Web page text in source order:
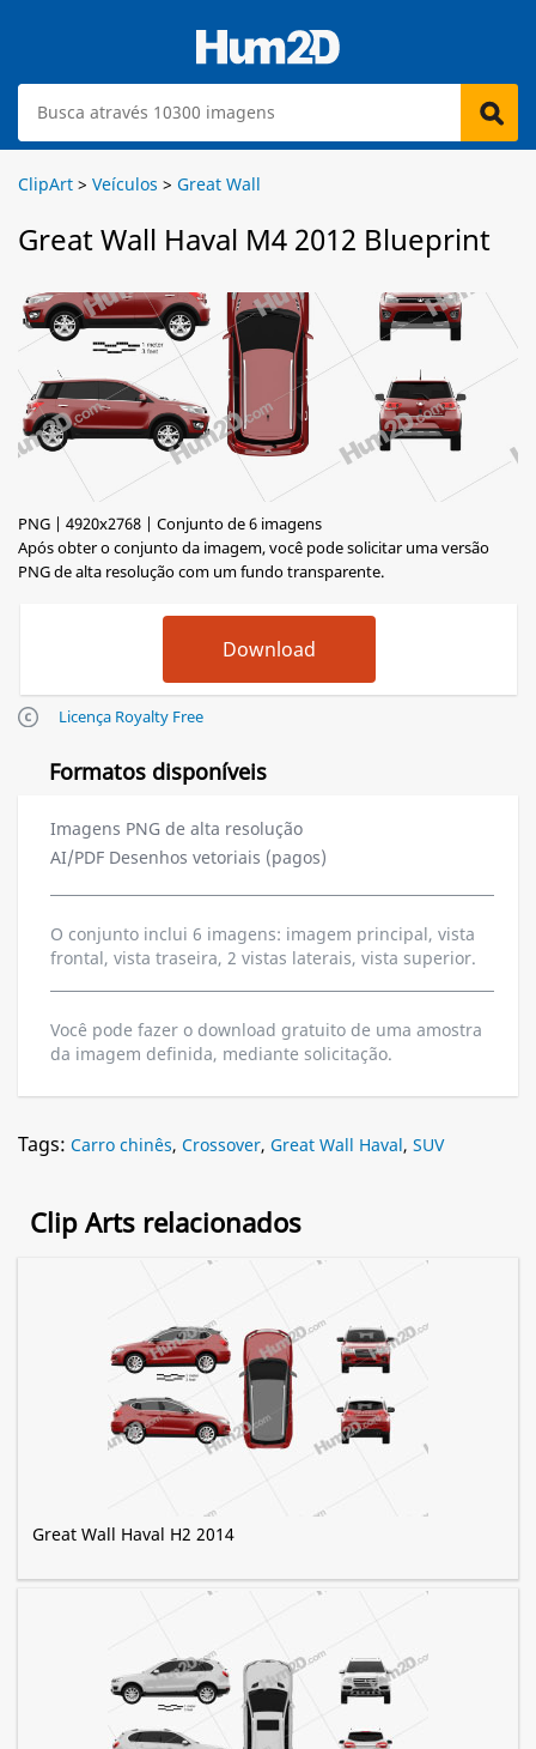
ClipArt > Veículos > Great Wall
Great Wall Haval M4 2012 Blueprint
PNG | 4920x2768 | Conjunto de 6 imagens
Após obter o conjunto da imagem, você pode solicitar uma versão
PNG de alta resolução com um fundo transparente.
Licença Royalty Free
Formatos disponíveis
Imagens PNG de alta resolução
AI/PDF Desenhos vetoriais (pagos)
O conjunto inclui 6 imagens: imagem principal, vista
frontal, vista traseira, 2 vistas laterais, vista superior.
Você pode fazer o download gratuito de uma amostra
da imagem definida, mediante solicitação.
Tags: Carro chinês, Crossover, Great Wall Haval, SUV
Clip Arts relacionados
Great Wall Haval H2 2014